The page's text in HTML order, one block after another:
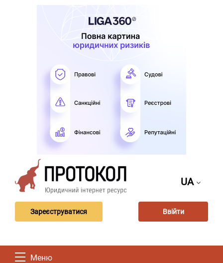
UA
Зареєструватися Ввійти
Меню